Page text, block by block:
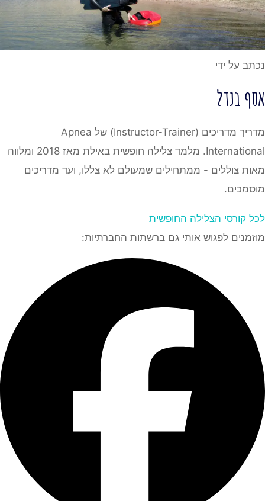
נכתב על ידי
אסף בנדל
מדריך מדריכים (Instructor-Trainer) של Apnea
International. מלמד צלילה חופשית באילת מאז 2018 ומלווה
מאות צוללים - ממתחילים שמעולם לא צללו, ועד מדריכים
מוסמכים.
לכל קורסי הצלילה החופשית
מוזמנים לפגוש אותי גם ברשתות החברתיות: